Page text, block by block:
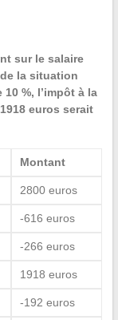
sur le salaire
la situation
%, l’impôt à la
euros serait
Montant
2800 euros
-616 euros
-266 euros
1918 euros
-192 euros